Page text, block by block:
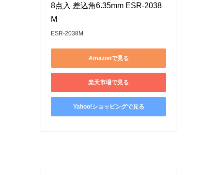
8点入 差込角6.35mm ESR-2038
M
ESR-2038M
Amazonで見る
楽天市場で見る
Yahoo!ショッピングで見る